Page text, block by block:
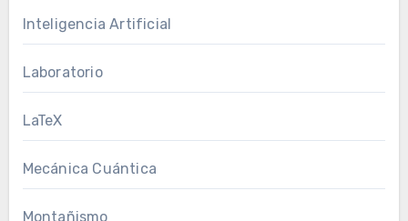
Inteligencia Artificial
Laboratorio
LaTeX
Mecánica Cuántica
Montañismo